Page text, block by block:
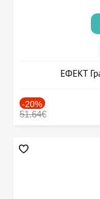
ЕФЕКТ
-20%
51.64€